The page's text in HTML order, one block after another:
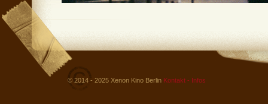
© 2014 - 2025 Xenon Kino Berlin Kontakt - Infos